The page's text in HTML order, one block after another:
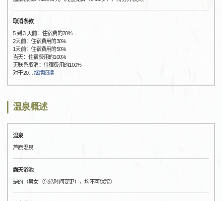
取消条款
5 到 3 天前：住宿费的20%
2天前：住宿费用的30%
1天前：住宿费用的50%
当天：住宿费用的100%
无联系取消：住宿费用的100%
对于20… 继续阅读
温泉概述
温泉
芦原温泉
露天浴池
是的（男女（包括时间变更），均不可保留）